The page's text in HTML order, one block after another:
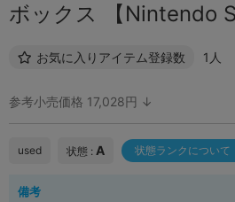
ボックス 【Nintendo
お気に入りアイテム登録数 1人
参考小売価格 17,028円 ↓
used 状態 : A 状態ランクについて
備考